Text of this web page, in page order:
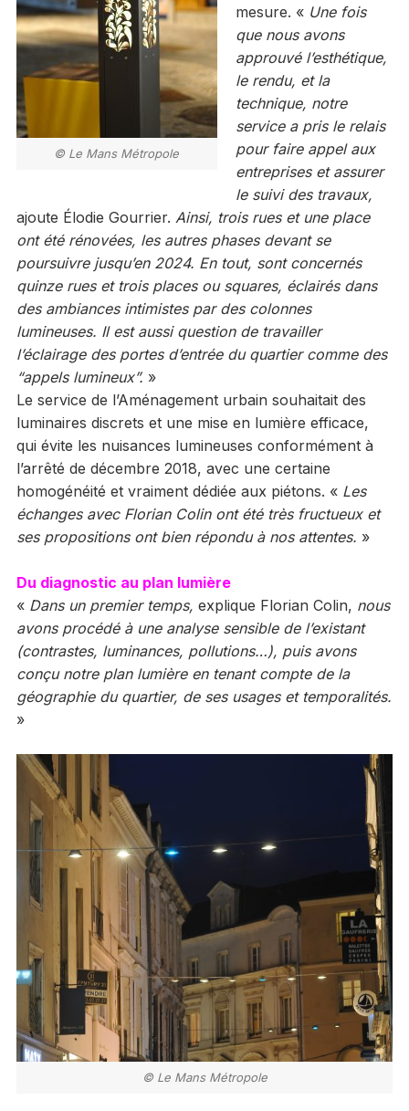
© Le Mans Métropole
mesure. « Une fois
que nous avons
approuvé l’esthétique,
le rendu, et la
technique, notre
service a pris le relais
pour faire appel aux
entreprises et assurer
le suivi des travaux,
ajoute Élodie Gourrier. Ainsi, trois rues et une place
ont été rénovées, les autres phases devant se
poursuivre jusqu’en 2024. En tout, sont concernés
quinze rues et trois places ou squares, éclairés dans
des ambiances intimistes par des colonnes
lumineuses. Il est aussi question de travailler
l’éclairage des portes d’entrée du quartier comme des
“appels lumineux”. »
Le service de l’Aménagement urbain souhaitait des
luminaires discrets et une mise en lumière efficace,
qui évite les nuisances lumineuses conformément à
l’arrêté de décembre 2018, avec une certaine
homogénéité et vraiment dédiée aux piétons. « Les
échanges avec Florian Colin ont été très fructueux et
ses propositions ont bien répondu à nos attentes. »
Du diagnostic au plan lumière
« Dans un premier temps, explique Florian Colin, nous
avons procédé à une analyse sensible de l’existant
(contrastes, luminances, pollutions…), puis avons
conçu notre plan lumière en tenant compte de la
géographie du quartier, de ses usages et temporalités.
»
© Le Mans Métropole